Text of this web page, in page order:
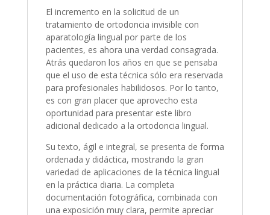
El incremento en la solicitud de un
tratamiento de ortodoncia invisible con
aparatología lingual por parte de los
pacientes, es ahora una verdad consagrada.
Atrás quedaron los años en que se pensaba
que el uso de esta técnica sólo era reservada
para profesionales habilidosos. Por lo tanto,
es con gran placer que aprovecho esta
oportunidad para presentar este libro
adicional dedicado a la ortodoncia lingual.
Su texto, ágil e integral, se presenta de forma
ordenada y didáctica, mostrando la gran
variedad de aplicaciones de la técnica lingual
en la práctica diaria. La completa
documentación fotográfica, combinada con
una exposición muy clara, permite apreciar